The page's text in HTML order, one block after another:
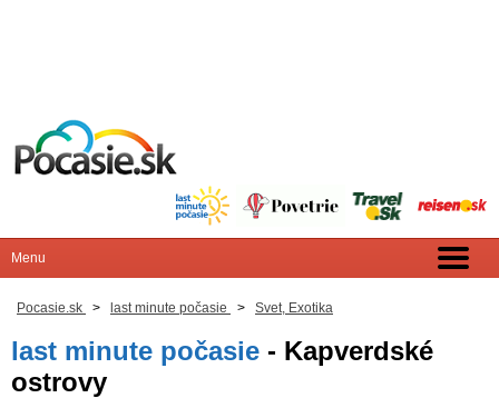
Pocasie.sk > last minute počasie > Svet, Exotika
last minute počasie - Kapverdské
ostrovy